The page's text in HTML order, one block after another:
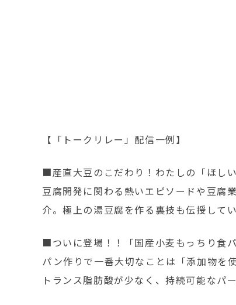
【「トークリレー」配信一例】
■産直大豆のこだわり！わたしの「ほし
豆腐開発に関わる熱いエピソードや豆腐
介。極上の湯豆腐を作る裏技も伝授して
■ついに登場！！「国産小麦もっちり食
パン作りで一番大切なことは「添加物を
トランス脂肪酸が少なく、持続可能なパ